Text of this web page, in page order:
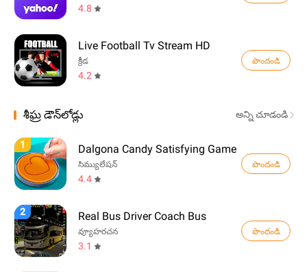
4.8
Live Football Tv Stream HD
క్రీడ
4.2
పొందండి
శీఘ్ర డౌన్‌లోడ్లు అన్ని చూడండి
1 Dalgona Candy Satisfying Game
సిమ్యులేషన్
4.4
పొందండి
2 Real Bus Driver Coach Bus
వ్యూహరచన
3.1
పొందండి